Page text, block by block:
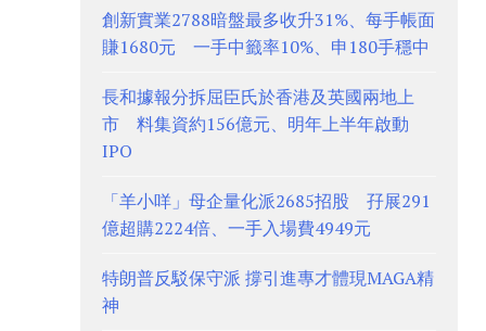
創新實業2788暗盤最多收升31%、每手帳面
賺1680元 一手中籤率10%、申180手穩中
長和據報分拆屈臣氏於香港及英國兩地上
市 料集資約156億元、明年上半年啟動
IPO
「羊小咩」母企量化派2685招股 孖展291
億超購2224倍、一手入場費4949元
特朗普反駁保守派 撐引進專才體現MAGA精
神